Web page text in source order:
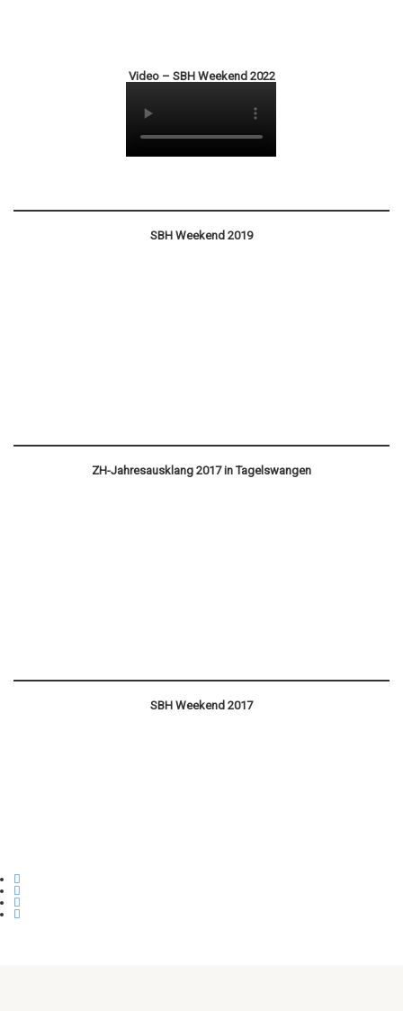
Video – SBH Weekend 2022
SBH Weekend 2019
ZH-Jahresausklang 2017 in Tagelswangen
SBH Weekend 2017